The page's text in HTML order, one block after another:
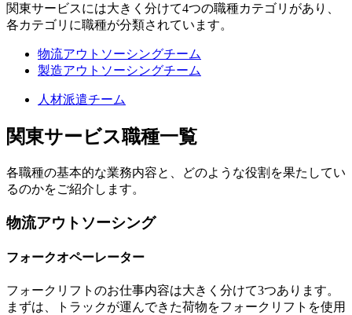
関東サービスには大きく分けて4つの職種カテゴリがあり、
各カテゴリに職種が分類されています。
物流アウトソーシングチーム
製造アウトソーシングチーム
人材派遣チーム
関東サービス職種一覧
各職種の基本的な業務内容と、どのような役割を果たしてい
るのかをご紹介します。
物流アウトソーシング
フォークオペーレーター
フォークリフトのお仕事内容は大きく分けて3つあります。
まずは、トラックが運んできた荷物をフォークリフトを使用